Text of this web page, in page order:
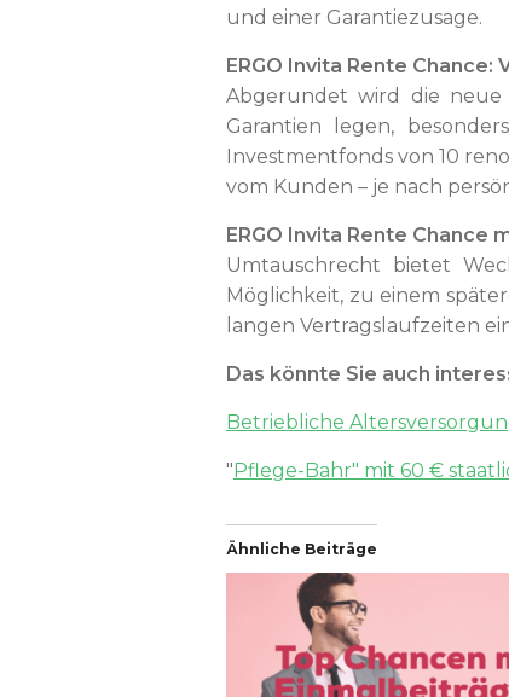
und einer Garantiezusage.
ERGO Invita Rente
Abgerundet wird die neue
Garantien legen,
Investmentfonds von 10
vom Kunden – je nach
ERGO Invita Rente Chance
Umtauschrecht bietet
Möglichkeit, zu einem
langen Vertragslaufzeiten
Das könnte Sie auch
Betriebliche
"Pflege-Bahr" mit 60 €
Ähnliche Beiträge